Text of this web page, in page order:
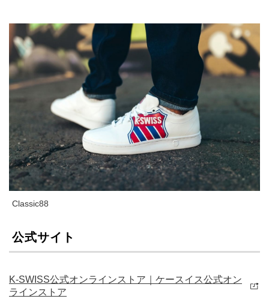
Classic88
公式サイト
K-SWISS公式オンラインストア｜ケースイス公式オン
ラインストア